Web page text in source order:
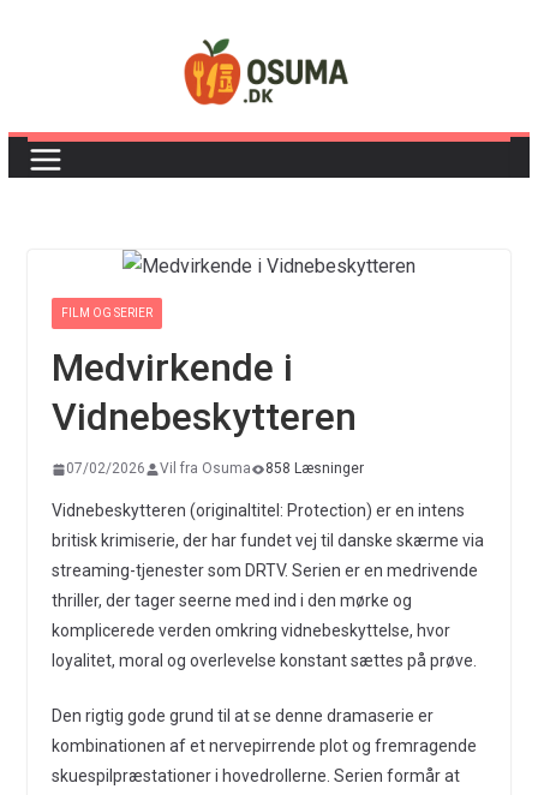
FILM OG SERIER
Medvirkende i
Vidnebeskytteren
07/02/2026 Vil fra Osuma 858 Læsninger
Vidnebeskytteren (originaltitel: Protection) er en intens
britisk krimiserie, der har fundet vej til danske skærme via
streaming-tjenester som DRTV. Serien er en medrivende
thriller, der tager seerne med ind i den mørke og
komplicerede verden omkring vidnebeskyttelse, hvor
loyalitet, moral og overlevelse konstant sættes på prøve.
Den rigtig gode grund til at se denne dramaserie er
kombinationen af et nervepirrende plot og fremragende
skuespilpræstationer i hovedrollerne. Serien formår at